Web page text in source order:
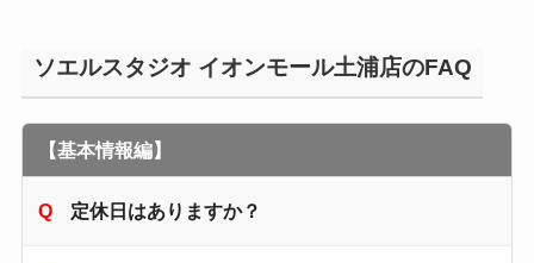
ソエルスタジオ イオンモール土浦店のFAQ
【基本情報編】
定休日はありますか？